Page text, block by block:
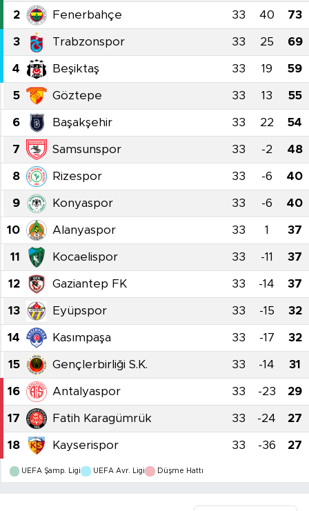
2 Fenerbahçe 33 40 73
3 Trabzonspor 33 25 69
4 Beşiktaş 33 19 59
5 Göztepe 33 13 55
6 Başakşehir 33 22 54
7 Samsunspor 33 -2 48
8 Rizespor 33 -6 40
9 Konyaspor 33 -6 40
10 Alanyaspor 33 1 37
11 Kocaelispor 33 -11 37
12 Gaziantep FK 33 -14 37
13 Eyüpspor 33 -15 32
14 Kasımpaşa 33 -17 32
15 Gençlerbirliği S.K. 33 -14 31
16 Antalyaspor 33 -23 29
17 Fatih Karagümrük 33 -24 27
18 Kayserispor 33 -36 27
UEFA Şamp. Ligi UEFA Avr. Ligi Düşme Hattı